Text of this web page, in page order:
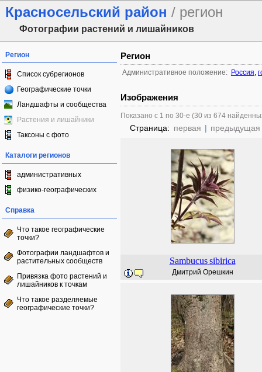
Красносельский район / регион
Фотографии растений и лишайников
Регион
Список субрегионов
Географические точки
Ландшафты и сообщества
Растения и лишайники
Таксоны с фото
Каталоги регионов
административных
физико-географических
Справка
Что такое географические
точки?
Фотографии ландшафтов и
растительных сообществ
Привязка фото растений и
лишайников к точкам
Что такое разделяемые
географические точки?
Регион
Административное положение: Россия,
Изображения
Показано с 1 по 30-е (30 из 674
Страница: первая | предыдущая
Sambucus sibirica
Дмитрий Орешкин